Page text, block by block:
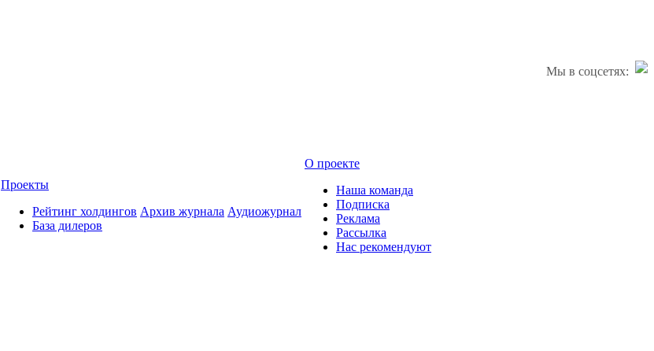
Мы в соцсетях:
Проекты
Рейтинг холдингов
База дилеров
Архив журнала Аудиожурнал
О проекте
Наша команда
Подписка
Реклама
Рассылка
Нас рекомендуют